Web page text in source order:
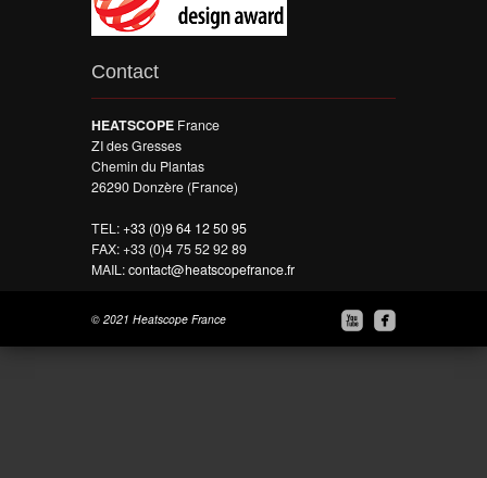
Contact
HEATSCOPE France
ZI des Gresses
Chemin du Plantas
26290 Donzère (France)
TEL:+33 (0)9 64 12 50 95
FAX: +33 (0)4 75 52 92 89
MAIL:contact@heatscopefrance.fr


© 2021 Heatscope France